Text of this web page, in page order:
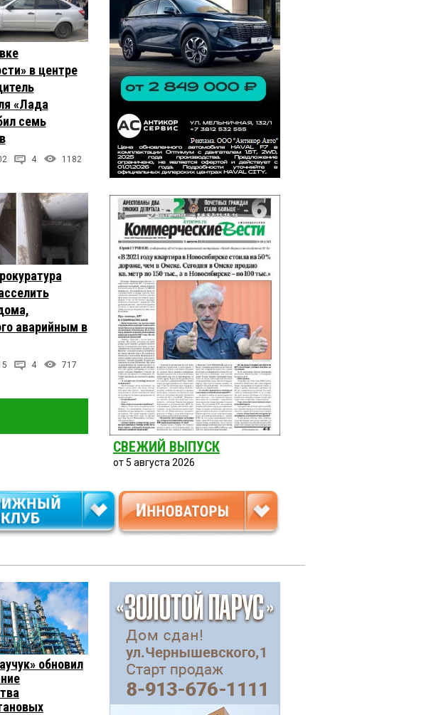
в центре
«Лада
семь
4 1182
аварийным в
4 717
СВЕЖИЙ ВЫПУСК
от 5 августа 2026
обновил